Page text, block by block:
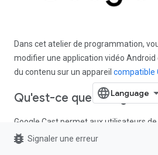
Dans cet atelier de programmation,
modifier une application vidéo
du contenu sur un appareil compatible
Qu'est-ce que Google
Google Cast permet aux utilisateurs
multimédia depuis un appareil mobile
bug_report Signaler une erreur